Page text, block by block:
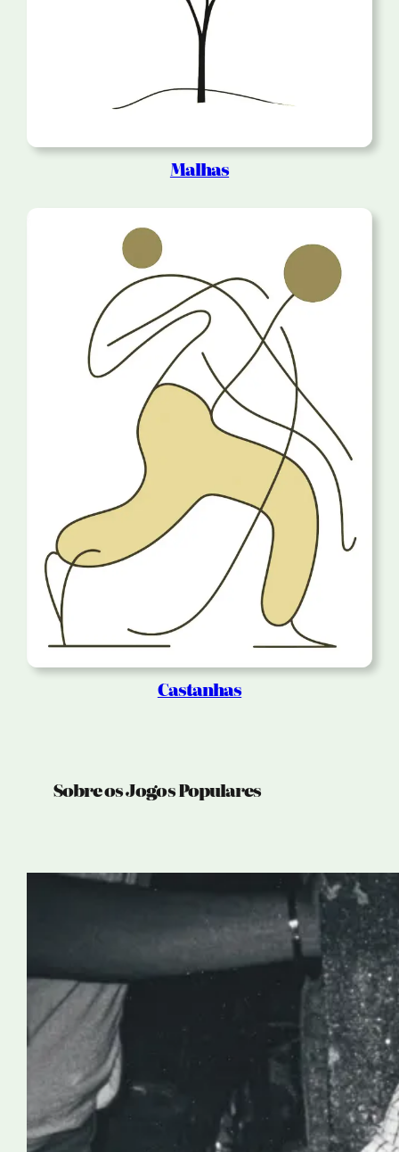
Malhas
Castanhas
Sobre os Jogos Populares